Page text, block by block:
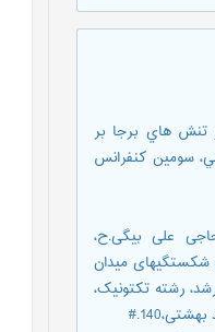
1386، تأثير تنش هاي برجا بر
سومین کنفرانس
علی بیگی.ح،
طالبی.ح، 1389، تحلیل ساختاری و شکستگی‎های میدان
رشته تکتونیک،